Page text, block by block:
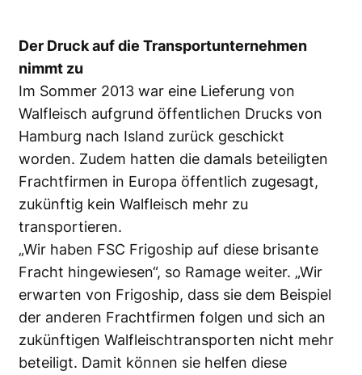
Der Druck auf die Transportunternehmen
nimmt zu
Im Sommer 2013 war eine Lieferung von
Walfleisch aufgrund öffentlichen Drucks von
Hamburg nach Island zurück geschickt
worden. Zudem hatten die damals beteiligten
Frachtfirmen in Europa öffentlich zugesagt,
zukünftig kein Walfleisch mehr zu
transportieren.
„Wir haben FSC Frigoship auf diese brisante
Fracht hingewiesen“, so Ramage weiter. „Wir
erwarten von Frigoship, dass sie dem Beispiel
der anderen Frachtfirmen folgen und sich an
zukünftigen Walfleischtransporten nicht mehr
beteiligt. Damit können sie helfen diese